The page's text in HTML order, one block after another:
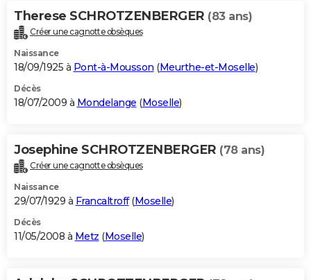
Therese SCHROTZENBERGER (83 ans)
Créer une cagnotte obsèques
Naissance
18/09/1925 à Pont-à-Mousson (Meurthe-et-Moselle)
Décès
18/07/2009 à Mondelange (Moselle)
Josephine SCHROTZENBERGER (78 ans)
Créer une cagnotte obsèques
Naissance
29/07/1929 à Francaltroff(Moselle)
Décès
11/05/2008 à Metz (Moselle)